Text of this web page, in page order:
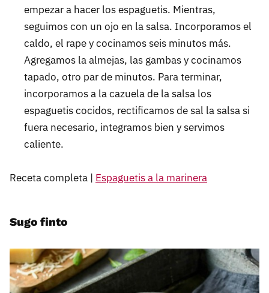
empezar a hacer los espaguetis. Mientras,
seguimos con un ojo en la salsa. Incorporamos el
caldo, el rape y cocinamos seis minutos más.
Agregamos la almejas, las gambas y cocinamos
tapado, otro par de minutos. Para terminar,
incorporamos a la cazuela de la salsa los
espaguetis cocidos, rectificamos de sal la salsa si
fuera necesario, integramos bien y servimos
caliente.
Receta completa | Espaguetis a la marinera
Sugo finto